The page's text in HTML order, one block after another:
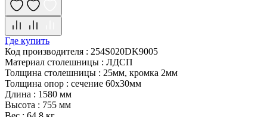
Где купить
Код производителя : 254S020DK9005
Материал столешницы : ЛДСП
Толщина столешницы : 25мм, кромка 2мм
Толщина опор : сечение 60х30мм
Длина : 1580 мм
Высота : 755 мм